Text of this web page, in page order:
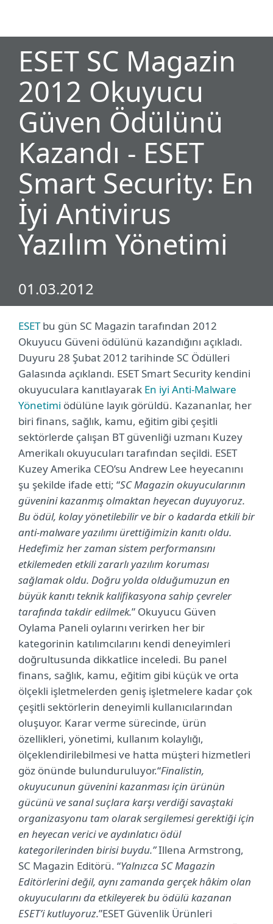
ESET SC Magazin
2012 Okuyucu
Güven Ödülünü
Kazandı - ESET
Smart Security: En
İyi Antivirus
Yazılım Yönetimi
01.03.2012
ESETbu gün SC Magazin tarafından 2012
Okuyucu Güveni ödülünü kazandığını açıkladı.
Duyuru 28 Şubat 2012 tarihinde SC Ödülleri
Galasında açıklandı. ESET Smart Security kendini
okuyuculara kanıtlayarak En iyi Anti-Malware
Yönetimi ödülüne layık görüldü. Kazananlar, her
biri finans, sağlık, kamu, eğitim gibi çeşitli
sektörlerde çalışan BT güvenliği uzmanı Kuzey
Amerikalı okuyucuları tarafından seçildi. ESET
Kuzey Amerika CEO’su Andrew Lee heyecanını
şu şekilde ifade etti; “SC Magazin okuyucularının
güvenini kazanmış olmaktan heyecan duyuyoruz.
Bu ödül, kolay yönetilebilir ve bir o kadarda etkili bir
anti-malware yazılımı ürettiğimizin kanıtı oldu.
Hedefimiz her zaman sistem performansını
etkilemeden etkili zararlı yazılım koruması
sağlamak oldu. Doğru yolda olduğumuzun en
büyük kanıtı teknik kalifikasyona sahip çevreler
tarafında takdir edilmek.” Okuyucu Güven
Oylama Paneli oylarını verirken her bir
kategorinin katılımcılarını kendi deneyimleri
doğrultusunda dikkatlice inceledi. Bu panel
finans, sağlık, kamu, eğitim gibi küçük ve orta
ölçekli işletmelerden geniş işletmelere kadar çok
çeşitli sektörlerin deneyimli kullanıcılarından
oluşuyor. Karar verme sürecinde, ürün
özellikleri, yönetimi, kullanım kolaylığı,
ölçeklendirilebilmesi ve hatta müşteri hizmetleri
göz önünde bulunduruluyor.“Finalistin,
okuyucunun güvenini kazanması için ürünün
gücünü ve sanal suçlara karşı verdiği savaştaki
organizasyonu tam olarak sergilemesi gerektiği için
en heyecan verici ve aydınlatıcı ödül
kategorilerinden birisi buydu.”Illena Armstrong,
SC Magazin Editörü. “Yalnızca SC Magazin
Editörlerini değil, aynı zamanda gerçek hâkim olan
okuyucularını da etkileyerek bu ödülü kazanan
ESET’i kutluyoruz.”ESET Güvenlik Ürünleri